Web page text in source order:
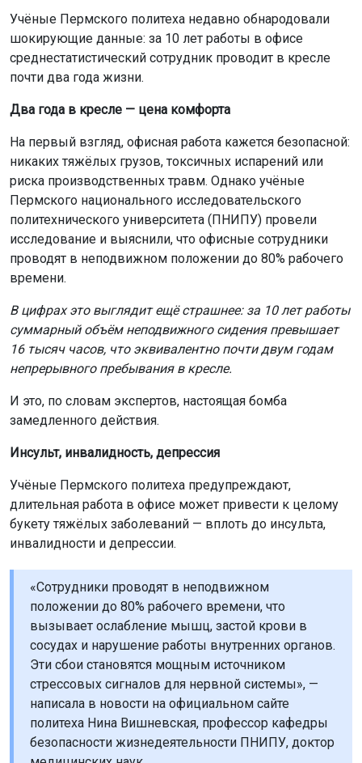
Учёные Пермского политеха недавно обнародовали
шокирующие данные: за 10 лет работы в офисе
среднестатистический сотрудник проводит в кресле
почти два года жизни.
Два года в кресле — цена комфорта
На первый взгляд, офисная работа кажется безопасной:
никаких тяжёлых грузов, токсичных испарений или
риска производственных травм. Однако учёные
Пермского национального исследовательского
политехнического университета (ПНИПУ) провели
исследование и выяснили, что офисные сотрудники
проводят в неподвижном положении до 80% рабочего
времени.
В цифрах это выглядит ещё страшнее: за 10 лет работы
суммарный объём неподвижного сидения превышает
16 тысяч часов, что эквивалентно почти двум годам
непрерывного пребывания в кресле.
И это, по словам экспертов, настоящая бомба
замедленного действия.
Инсульт, инвалидность, депрессия
Учёные Пермского политеха предупреждают,
длительная работа в офисе может привести к целому
букету тяжёлых заболеваний — вплоть до инсульта,
инвалидности и депрессии.
«Сотрудники проводят в неподвижном
положении до 80% рабочего времени, что
вызывает ослабление мышц, застой крови в
сосудах и нарушение работы внутренних органов.
Эти сбои становятся мощным источником
стрессовых сигналов для нервной системы», —
написала в новости на официальном сайте
политеха Нина Вишневская, профессор кафедры
безопасности жизнедеятельности ПНИПУ, доктор